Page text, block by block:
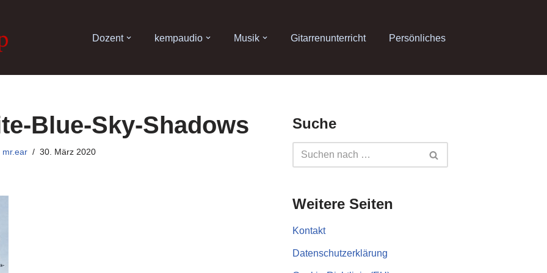
Dozent kempaudio Musik Gitarrenunterricht Persönliches
Blue-Sky-Shadows
mr.ear 30. März 2020
Suche
Weitere Seiten
Kontakt
Datenschutzerklärung